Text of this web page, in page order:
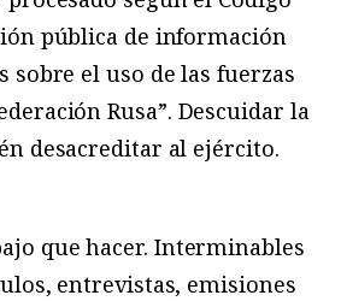
pública de información
sobre el uso de las fuerzas
Rusa”. Descuidar la
desacreditar al ejército.
que hacer. Interminables
entrevistas, emisiones